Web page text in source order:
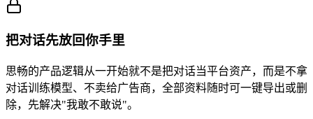
把对话先放回你手里
思畅的产品逻辑从一开始就不是把对话当平台资产，而是不拿
对话训练模型、不卖给广告商，全部资料随时可一键导出或删
除，先解决"我敢不敢说"。